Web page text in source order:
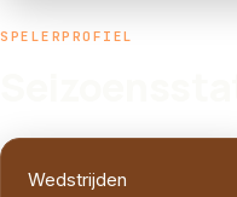
SPELERPROFIEL
Wedstrijden